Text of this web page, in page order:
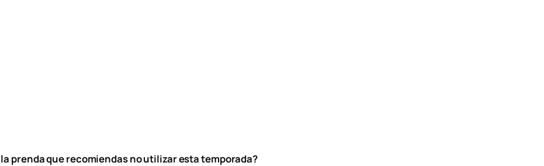
la prenda que recomiendas no utilizar esta temporada?